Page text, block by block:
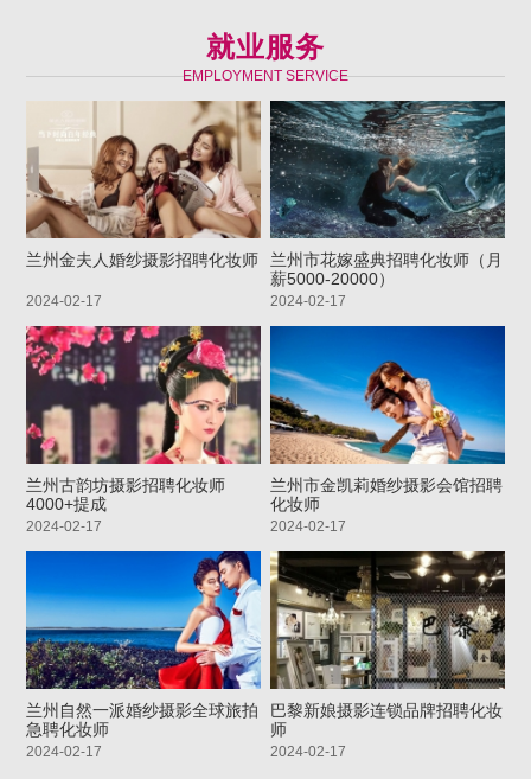
就业服务
EMPLOYMENT SERVICE
兰州金夫人婚纱摄影招聘化妆师
2024-02-17
兰州市花嫁盛典招聘化妆师（月
薪5000-20000）
2024-02-17
兰州古韵坊摄影招聘化妆师
4000+提成
2024-02-17
兰州市金凯莉婚纱摄影会馆招聘
化妆师
2024-02-17
兰州自然一派婚纱摄影全球旅拍
急聘化妆师
2024-02-17
巴黎新娘摄影连锁品牌招聘化妆
师
2024-02-17